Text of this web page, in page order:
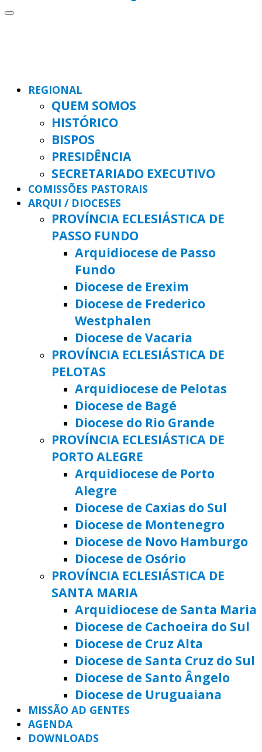
REGIONAL
QUEM SOMOS
HISTÓRICO
BISPOS
PRESIDÊNCIA
SECRETARIADO EXECUTIVO
COMISSÕES PASTORAIS
ARQUI / DIOCESES
PROVÍNCIA ECLESIÁSTICA DE
PASSO FUNDO
Arquidiocese de Passo
Fundo
Diocese de Erexim
Diocese de Frederico
Westphalen
Diocese de Vacaria
PROVÍNCIA ECLESIÁSTICA DE
PELOTAS
Arquidiocese de Pelotas
Diocese de Bagé
Diocese do Rio Grande
PROVÍNCIA ECLESIÁSTICA DE
PORTO ALEGRE
Arquidiocese de Porto
Alegre
Diocese de Caxias do Sul
Diocese de Montenegro
Diocese de Novo Hamburgo
Diocese de Osório
PROVÍNCIA ECLESIÁSTICA DE
SANTA MARIA
Arquidiocese de Santa Maria
Diocese de Cachoeira do Sul
Diocese de Cruz Alta
Diocese de Santa Cruz do Sul
Diocese de Santo Ângelo
Diocese de Uruguaiana
MISSÃO AD GENTES
AGENDA
DOWNLOADS